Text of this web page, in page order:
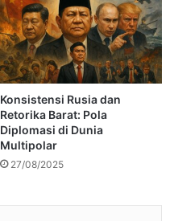
Konsistensi Rusia dan
Retorika Barat: Pola
Diplomasi di Dunia
Multipolar
27/08/2025